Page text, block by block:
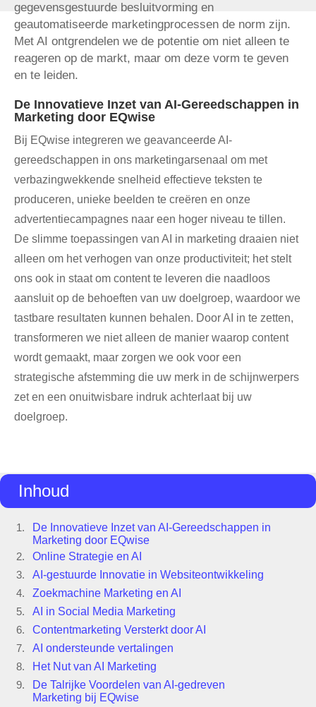
gegevensgestuurde besluitvorming en
geautomatiseerde marketingprocessen de norm zijn.
Met AI ontgrendelen we de potentie om niet alleen te
reageren op de markt, maar om deze vorm te geven
en te leiden.
De Innovatieve Inzet van AI-Gereedschappen in
Marketing door EQwise
Bij EQwise integreren we geavanceerde AI-
gereedschappen in ons marketingarsenaal om met
verbazingwekkende snelheid effectieve teksten te
produceren, unieke beelden te creëren en onze
advertentiecampagnes naar een hoger niveau te tillen.
De slimme toepassingen van AI in marketing draaien niet
alleen om het verhogen van onze productiviteit; het stelt
ons ook in staat om content te leveren die naadloos
aansluit op de behoeften van uw doelgroep, waardoor we
tastbare resultaten kunnen behalen. Door AI in te zetten,
transformeren we niet alleen de manier waarop content
wordt gemaakt, maar zorgen we ook voor een
strategische afstemming die uw merk in de schijnwerpers
zet en een onuitwisbare indruk achterlaat bij uw
doelgroep.
Inhoud
De Innovatieve Inzet van AI-Gereedschappen in
Marketing door EQwise
Online Strategie en AI
AI-gestuurde Innovatie in Websiteontwikkeling
Zoekmachine Marketing en AI
AI in Social Media Marketing
Contentmarketing Versterkt door AI
AI ondersteunde vertalingen
Het Nut van AI Marketing
De Talrijke Voordelen van AI-gedreven
Marketing bij EQwise